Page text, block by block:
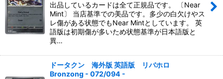
出品しているカードは全て正規品です。 〔Near
Mint〕 当店基準での美品です。多少の白欠けやス
レ傷がある状態でもNear Mintとしています。 英
語版は初期傷が多いため状態基準が日本語版と
異…
ドータクン 海外版 英語版 リバホロ
Bronzong - 072/094 -